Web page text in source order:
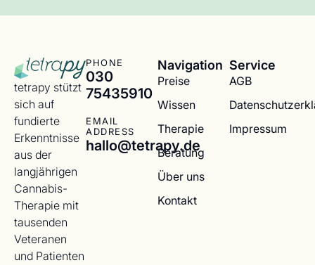
tetrapy stützt
sich auf
fundierte
Erkenntnisse
aus der
langjährigen
Cannabis-
Therapie mit
tausenden
Veteranen
und Patienten
PHONE
030
75435910
EMAIL
ADDRESS
hallo@tetrapy.de
Navigation
Preise
Wissen
Therapie
Beratung
Über uns
Kontakt
Service
AGB
Impressum